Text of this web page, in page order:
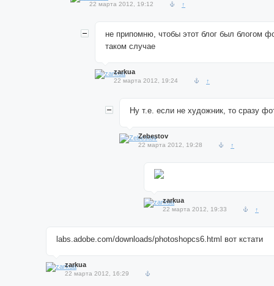
22 марта 2012, 19:12 ↑
не припомню, чтобы этот блог был блогом
таком случае
zarkua
22 марта 2012, 19:24 ↑
Ну т.е. если не художник, то сразу
Zebestov
22 марта 2012, 19:28 ↑
zarkua
22 марта 2012, 19:33 ↑
labs.adobe.com/downloads/photoshopcs6.html вот кстати
zarkua
22 марта 2012, 16:29